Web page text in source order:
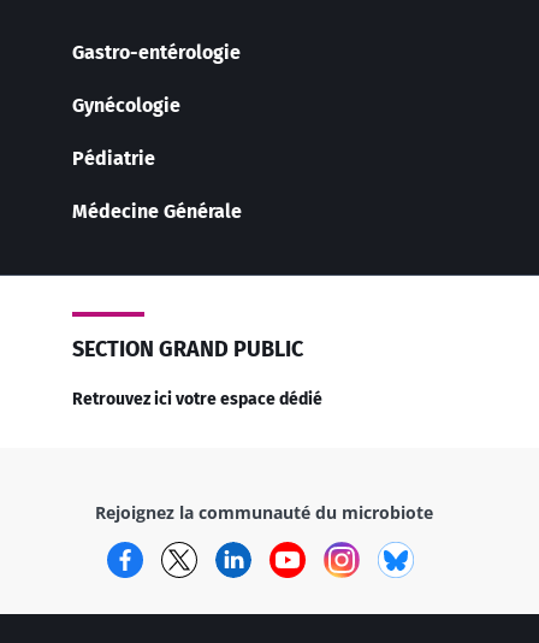
Gastro-entérologie
Gynécologie
Pédiatrie
Médecine Générale
SECTION GRAND PUBLIC
Retrouvez ici votre espace dédié
Rejoignez la communauté du microbiote
FacebookTwitterLinkedInYouTubeInstagram